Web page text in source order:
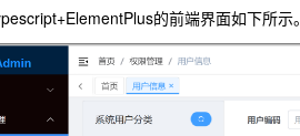
的前端界面如下所示。